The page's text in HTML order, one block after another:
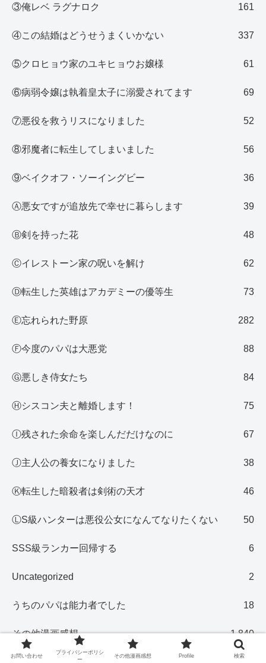
③俺レベ ラグナロク 161
④この結婚はどうせうまくいかない 337
⑤クロヒョウ家のユキヒョウお嬢様 61
⑥病弱令嬢は執着皇太子に溺愛されてます 69
⑦悪役を救うリスになりました 52
⑧邪魔者に転生してしまいました 56
⑨ベイクオフ・ソーイングビー 36
Ⓐ悪女ですが追放先で幸せに暮らします 39
Ⓑ剣を持った花 48
Ⓒイレストーン家の呪いを解け 62
Ⓓ転生した英雄はアカデミーの優等生 73
Ⓔ忘れられた野原 282
Ⓕ今度のパパは大悪党 88
Ⓖ悪しき侍女たち 84
Ⓗシスコン夫と離婚します！ 75
Ⓘ残された余命を楽しんだだけなのに 67
Ⓙ主人公の養女になりました 38
Ⓚ転生した暗殺者は剣術の天才 46
ⓁS級ハンターは悪役公女になんてなりたくない 50
SSS級ランカー回帰する 6
Uncategorized 2
うちのパパは能力者でした 18
その他漫画感想 1,840
お問い合わせ
プライバシーポリシ
ー
その他漫画感想 Profile 検索